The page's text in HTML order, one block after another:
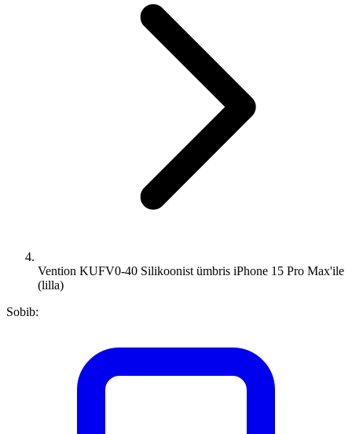
Vention KUFV0-40 Silikoonist ümbris iPhone 15 Pro Max'ile
(lilla)
Sobib: